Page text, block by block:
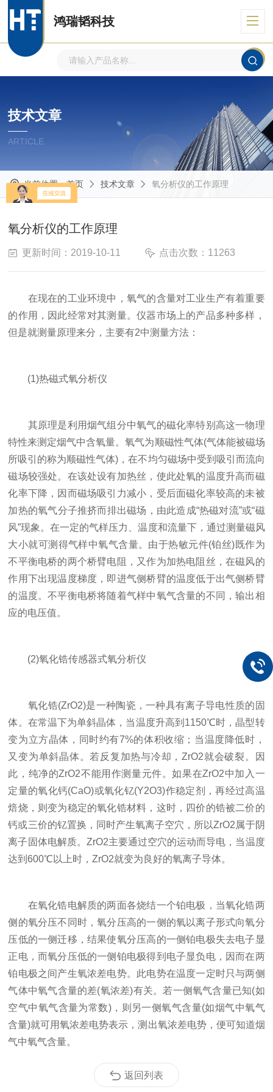
鸿瑞韬科技
技术文章
ARTICLE
当前位置：首页 技术文章 氧分析仪的工作原理
氧分析仪的工作原理
更新时间：2019-10-11 点击次数：11263
在现在的工业环境中，氧气的含量对工业生产有着重要
的作用，因此经常对其测量。仪器市场上的产品多种多样，
但是就测量原理来分，主要有2中测量方法：
(1)热磁式氧分析仪
其原理是利用烟气组分中氧气的磁化率特别高这一物理
特性来测定烟气中含氧量。氧气为顺磁性气体(气体能被磁场
所吸引的称为顺磁性气体)，在不均匀磁场中受到吸引而流向
磁场较强处。在该处设有加热丝，使此处氧的温度升高而磁
化率下降，因而磁场吸引力减小，受后面磁化率较高的未被
加热的氧气分子推挤而排出磁场，由此造成“热磁对流”或“磁
风”现象。在一定的气样压力、温度和流量下，通过测量磁风
大小就可测得气样中氧气含量。由于热敏元件(铂丝)既作为
不平衡电桥的两个桥臂电阻，又作为加热电阻丝，在磁风的
作用下出现温度梯度，即进气侧桥臂的温度低于出气侧桥臂
的温度。不平衡电桥将随着气样中氧气含量的不同，输出相
应的电压值。
(2)氧化锆传感器式氧分析仪
氧化锆(ZrO2)是一种陶瓷，一种具有离子导电性质的固
体。在常温下为单斜晶体，当温度升高到1150℃时，晶型转
变为立方晶体，同时约有7%的体积收缩；当温度降低时，
又变为单斜晶体。若反复加热与冷却，ZrO2就会破裂。因
此，纯净的ZrO2不能用作测量元件。如果在ZrO2中加入一
定量的氧化钙(CaO)或氧化钇(Y2O3)作稳定剂，再经过高温
焙烧，则变为稳定的氧化锆材料，这时，四价的锆被二价的
钙或三价的钇置换，同时产生氧离子空穴，所以ZrO2属于阴
离子固体电解质。ZrO2主要通过空穴的运动而导电，当温度
达到600℃以上时，ZrO2就变为良好的氧离子导体。
在氧化锆电解质的两面各烧结一个铂电极，当氧化锆两
侧的氧分压不同时，氧分压高的一侧的氧以离子形式向氧分
压低的一侧迁移，结果使氧分压高的一侧铂电极失去电子显
正电，而氧分压低的一侧铂电极得到电子显负电，因而在两
铂电极之间产生氧浓差电势。此电势在温度一定时只与两侧
气体中氧气含量的差(氧浓差)有关。若一侧氧气含量已知(如
空气中氧气含量为常数)，则另一侧氧气含量(如烟气中氧气
含量)就可用氧浓差电势表示，测出氧浓差电势，便可知道烟
气中氧气含量。
返回列表